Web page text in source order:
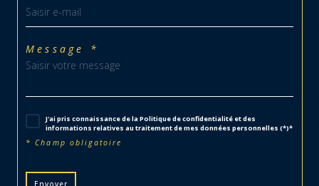
Message *
J'ai pris connaissance de la Politique de confidentialité et des
informations relatives au traitement de mes données personnelles (*)*
* Champ obligatoire
Envoyer